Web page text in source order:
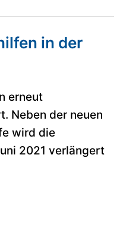
in der
erneut
Neben der neuen
wird die
2021 verlängert